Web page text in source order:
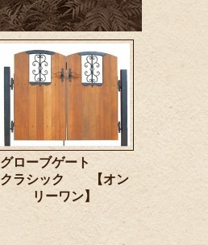
グローブゲート
クラシック 【オン
リーワン】